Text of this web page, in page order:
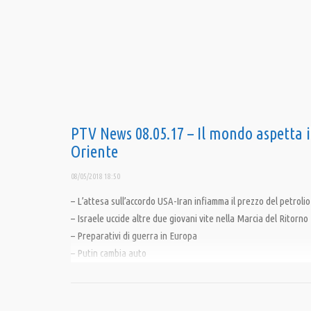
PTV News 08.05.17 – Il mondo
Oriente
08/05/2018 18:50
– L’attesa sull’accordo USA-Iran infiamma il prezzo del petrolio
– Israele uccide altre due giovani vite nella Marcia del Ritorno
– Preparativi di guerra in Europa
– Putin cambia auto